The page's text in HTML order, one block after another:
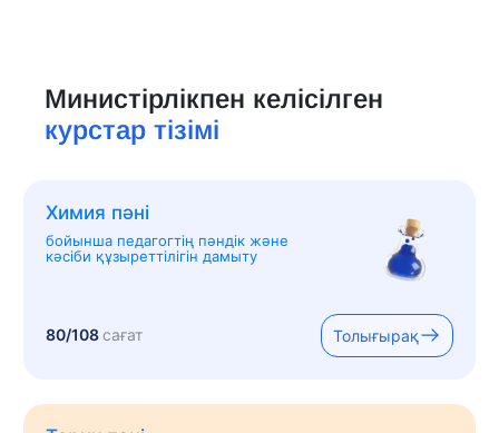
Министірлікпен келісілген
курстар тізімі
Химия пәні
бойынша педагогтің пәндік және
кәсіби құзыреттілігін дамыту
80/108сағат Толығырақ